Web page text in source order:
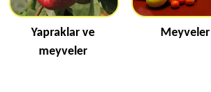
Yapraklar ve
meyveler
Meyveler